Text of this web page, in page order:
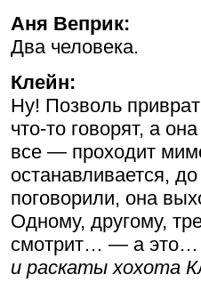
Аня Веприк:
Два человека.
Клейн:
Ну! Позволь
что-то говорят, а
все — проходит
останавливается,
поговорили, она
Одному, другому,
смотрит… — а это…
и раскаты хохота